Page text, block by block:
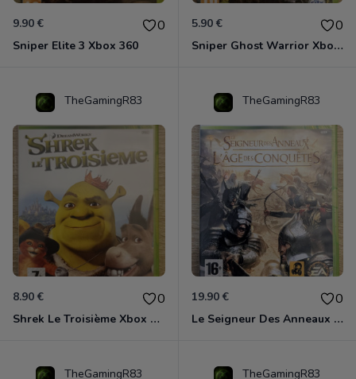
9.90 € 0
Sniper Elite 3 Xbox 360
5.90 € 0
Sniper Ghost Warrior Xbox 360
TheGamingR83
8.90 € 0
Shrek Le Troisième Xbox 360
TheGamingR83
19.90 € 0
Le Seigneur Des Anneaux - L'âge Des Conquêtes Xbox 360
TheGamingR83 TheGamingR83